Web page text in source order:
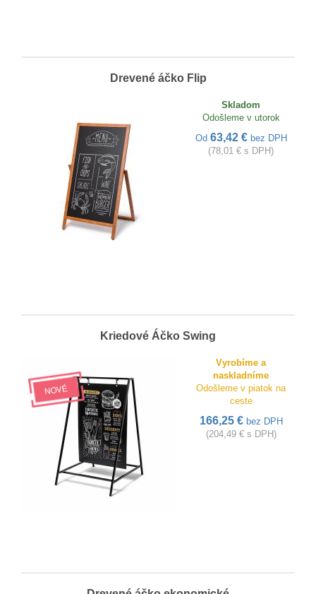
Drevené áčko Flip
Skladom
Odošleme v utorok
Od 63,42 € bez DPH
(78,01 € s DPH)
Kriedové Áčko Swing
Vyrobíme a
naskladníme
Odošleme v piatok na
ceste
166,25 € bez DPH
(204,49 € s DPH)